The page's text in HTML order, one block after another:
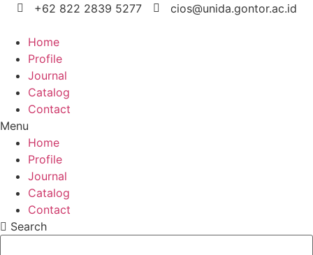
Skip
content
+62 822 2839 5277 cios@unida.gontor.ac.id
Home
Profile
Journal
Catalog
Contact
Menu
Home
Profile
Journal
Catalog
Contact
Search